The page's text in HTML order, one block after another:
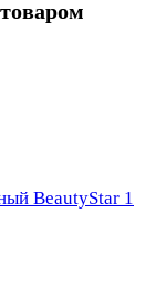
BeautyStar 1